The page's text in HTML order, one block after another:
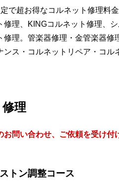
で超お得なコルネット修理料
修理、KINGコルネット修理、
修理。管楽器修理・金管楽器修
ンス・コルネットリペア・コル
理
お問い合わせ、ご依頼を受け付
トン調整コース